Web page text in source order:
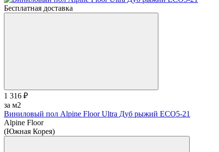
Бесплатная доставка
1 316 ₽
за м2
Виниловый пол Alpine Floor Ultra Дуб рыжий ЕСО5-21
Alpine Floor
(Южная Корея)